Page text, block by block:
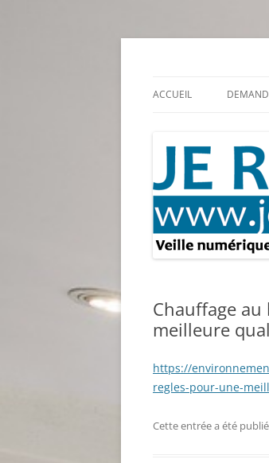
Aller
ACCUEIL
Chauffage
meilleure
https://
regles-pour-une-
Cette entrée a été